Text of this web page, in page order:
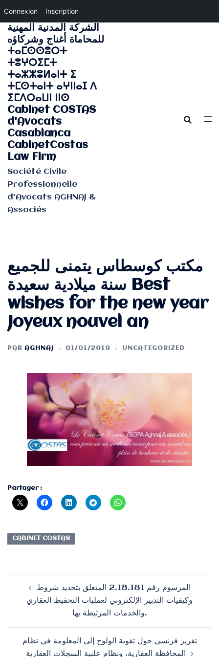
Connexion Inscription
Aller
au
contenu
الشركة المدنية المهنية
للمحاماة أغناج وشركاؤه
ⵜⴰⵎⵙⵙⵓⵔⵜ
ⵜⵓⵖⵔⵉⵎⵜ
ⵜⴰⵣⵣⵓⵍⴰⵏⵜ ⵉ
ⵜⵎⵙⵜⴰⵏⵜ ⴰⵖⵏⵏⴰⵊ ⴷ
ⵉⵎⴷⵔⴰⵡⵏ ⵏⵏⵙ
Cabinet COSTAS
d'Avocats
Casablanca
CabinetCostas
Law Firm
Société Civile
Professionnelle
d'Avocats AGHNAJ &
Associés
مكتب كوسطاس يتمنى للجميع
سنة ميلادية سعيدة Best
wishes for the new year
Joyeux nouvel an
PAR AGHNAJ 01/01/2019 UNCATEGORIZED
Partager :
CABINET COSTAS
d’articleالمرسوم رقم 2.18.181 المتعلق بتحديد شروط
وكيفيات التدبير الإلكتروني لعمليات التحفيظ العقاري
والخدمات المرتبطة بها.
تقرير فرنسي حول تقوية الولوج إلى المعلومة في نظام
المحافظة العقارية، ونظام علنية السجلات العقارية